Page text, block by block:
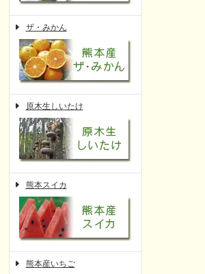
ザ・みかん
原木生しいたけ
熊本スイカ
熊本産いちご